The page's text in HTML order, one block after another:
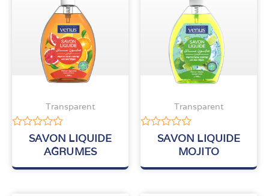
Transparent
Note
5
SAVON LIQUIDE
AGRUMES
Transparent
Note
5
SAVON LIQUIDE
MOJITO